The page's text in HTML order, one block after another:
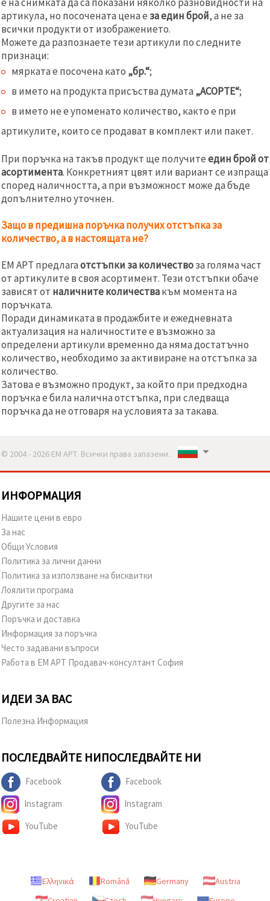
артикула, но посочената цена е за един брой, а не за
всички продукти от изображението.
Можете да разпознаете тези артикули по следните
признаци:
мярката е посочена като „бр.“;
в името на продукта присъства думата „АСОРТЕ“;
в името не е упоменато количество, както е при
артикулите, които се продават в комплект или пакет.
При поръчка на такъв продукт ще получитеедин брой от
асортимента. Конкретният цвят или вариант се изпраща
според наличността, а при възможност може да бъде
допълнително уточнен.
Защо в предишна поръчка получих отстъпка за
количество, а в настоящата не?
ЕМ АРТ предлагаотстъпки за количествоза голяма част
от артикулите в своя асортимент. Тези отстъпки обаче
зависят от наличните количествакъм момента на
поръчката.
Поради динамиката в продажбите и ежедневната
актуализация на наличностите е възможно за
определени артикули временно да няма достатъчно
количество, необходимо за активиране на отстъпка за
количество.
Затова е възможно продукт, за който при предходна
поръчка е била налична отстъпка, при следваща
поръчка да не отговаря на условията за такава.
© 2004 - 2026 ЕМ АРТ. Всички права запазени..
ИНФОРМАЦИЯ
Нашите цени в евро
За нас
Общи Условия
Политика за лични данни
Политика за използване на бисквитки
Лоялити програма
Другите за нас
Поръчка и доставка
Информация за поръчка
Често задавани въпроси
Работа в ЕМ АРТ Продавач-консултант София
ИДЕИ ЗА ВАС
Полезна Информация
ПОСЛЕДВАЙТЕ НИ
Facebook
Instagram
YouTube
ПОСЛЕДВАЙТЕ НИ
Facebook
Instagram
YouTube
Ελληνικά Română Germany
Austria